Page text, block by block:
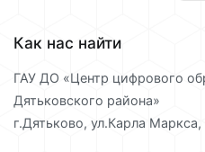
Как нас найти
ГАУ ДО «Центр цифрового
Дятьковского района»
г.Дятьково, ул.Карла Маркса,